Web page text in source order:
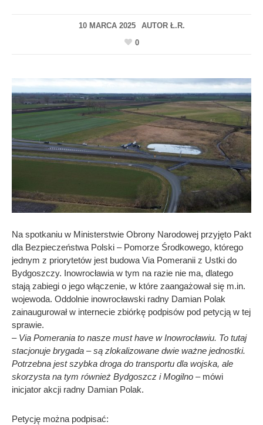
10 MARCA 2025 AUTOR Ł.R.
0
Na spotkaniu w Ministerstwie Obrony Narodowej przyjęto Pakt
dla Bezpieczeństwa Polski – Pomorze Środkowego, którego
jednym z priorytetów jest budowa Via Pomeranii z Ustki do
Bydgoszczy. Inowrocławia w tym na razie nie ma, dlatego
stają zabiegi o jego włączenie, w które zaangażował się m.in.
wojewoda. Oddolnie inowrocławski radny Damian Polak
zainaugurował w internecie zbiórkę podpisów pod petycją w tej
sprawie.
– Via Pomerania to nasze must have w Inowrocławiu. To tutaj
stacjonuje brygada – są zlokalizowane dwie ważne jednostki.
Potrzebna jest szybka droga do transportu dla wojska, ale
skorzysta na tym również Bydgoszcz i Mogilno –mówi
inicjator akcji radny Damian Polak.
Petycję można podpisać: